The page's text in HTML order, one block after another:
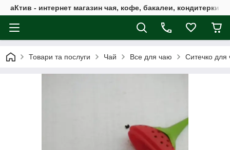
аКтив - интернет магазин чая, кофе, бакалеи, кондитерки
Товари та послуги Чай Все для чаю Ситечко для